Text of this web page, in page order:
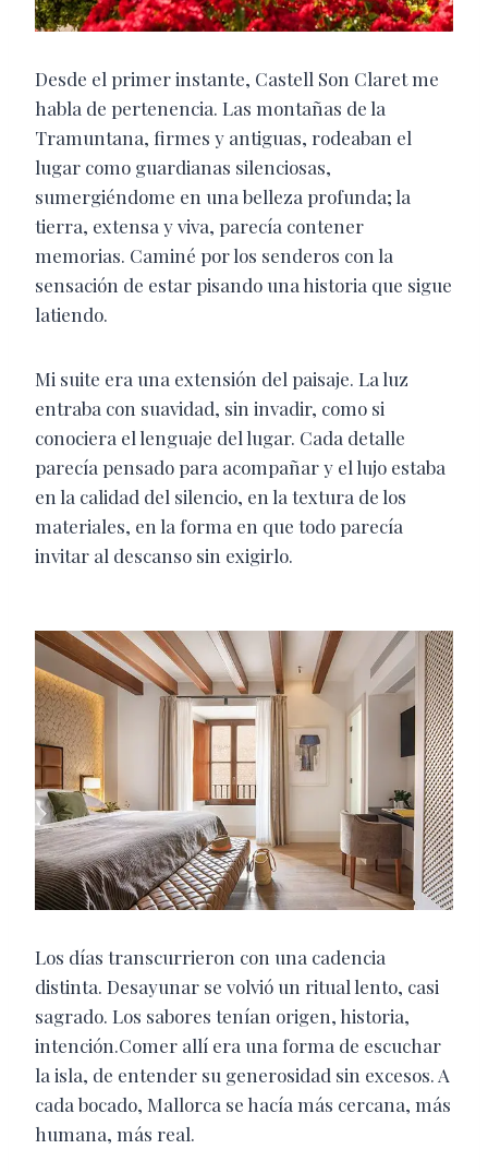
Desde el primer instante, Castell Son Claret me
habla de pertenencia. Las montañas de la
Tramuntana, firmes y antiguas, rodeaban el
lugar como guardianas silenciosas,
sumergiéndome en una belleza profunda; la
tierra, extensa y viva, parecía contener
memorias. Caminé por los senderos con la
sensación de estar pisando una historia que sigue
latiendo.
Mi suite era una extensión del paisaje. La luz
entraba con suavidad, sin invadir, como si
conociera el lenguaje del lugar. Cada detalle
parecía pensado para acompañar y el lujo estaba
en la calidad del silencio, en la textura de los
materiales, en la forma en que todo parecía
invitar al descanso sin exigirlo.
Los días transcurrieron con una cadencia
distinta. Desayunar se volvió un ritual lento, casi
sagrado. Los sabores tenían origen, historia,
intención.Comer allí era una forma de escuchar
la isla, de entender su generosidad sin excesos. A
cada bocado, Mallorca se hacía más cercana, más
humana, más real.